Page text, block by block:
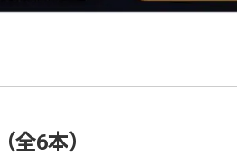
（全6本）